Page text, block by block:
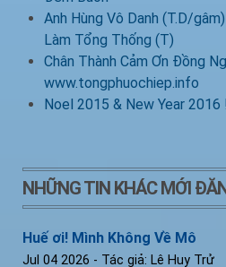
Anh Hùng Vô Danh (T.D/
Làm Tổng Thống (T)
Chân Thành Cảm Ơn Đồng
www.tongphuochiep.info
Noel 2015 & New Year 2016 !
NHỮNG TIN KHÁC MỚI
Huế ơi! Mình Không Về Mô
Jul 04 2026 - Tác giả: Lê Huy Trử